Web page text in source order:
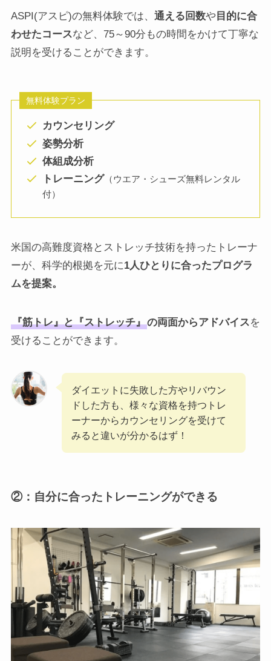
ASPI(アスピ)の無料体験では、 通える回数や 目的に合
わせたコースなど、75～90分もの時間をかけて丁寧な
説明を受けることができます。
無料体験プラン
カウンセリング
姿勢分析
体組成分析
トレーニング（ウエア・シューズ無料レンタル
付）
米国の高難度資格とストレッチ技術を持ったトレーナ
ーが、科学的根拠を元に1人ひとりに合ったプログラ
ムを提案。
『筋トレ』と『ストレッチ』の両面からアドバイスを
受けることができます。
ダイエットに失敗した方やリバウン
ドした方も、様々な資格を持つトレ
ーナーからカウンセリングを受けて
みると違いが分かるはず！
②：自分に合ったトレーニングができる